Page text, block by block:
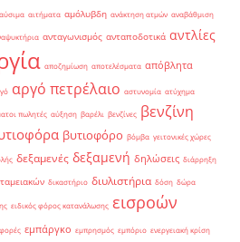
αιτήματα αμόλυβδη ανάκτηση ατμών αναβάθμιση
ανταγωνισμός ανταποδοτικά αντλίες
αποζημίωση αποτελέσματα απόβλητα
αργό πετρέλαιο αστυνομία ατύχημα
πωλητές αύξηση βαρέλι βενζίνες βενζίνη
βυτιοφόρο βόμβα γειτονικές χώρες
δεξαμενές δεξαμενή δηλώσεις διάρρηξη
δικαστήριο διυλιστήρια δόση δώρα
ειδικός φόρος κατανάλωσης εισροών
εμπάργκο εμπρησμός εμπόριο ενεργειακή κρίση